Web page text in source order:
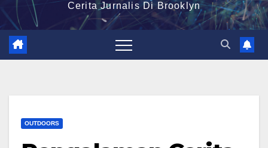
Cerita Jurnalis Di Brooklyn
OUTDOORS